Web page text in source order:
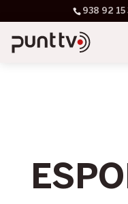
938 92 15